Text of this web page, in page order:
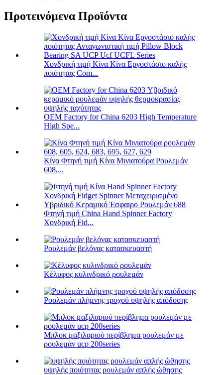
Προτεινόμενα Προϊόντα
Χονδρική τιμή Κίνα Κίνα Εργοστάσιο καλής
ποιότητας Com...
OEM Factory for China 6203 High Temperature
High Spe...
Κίνα Φτηνή τιμή Κίνα Μινιατούρα Ρουλεμάν
608,...
Φτηνή τιμή China Hand Spinner Factory
Χονδρική Fid...
Ρουλεμάν βελόνας κατασκευαστή
Κέλυφος κυλινδρικό ρουλεμάν
Ρουλεμάν πλήμνης τροχού υψηλής απόδοσης
Μπλοκ μαξιλαριού περίβλημα ρουλεμάν με
ρουλεμάν ucp 200series
υψηλής ποιότητας ρουλεμάν απλής ώθησης